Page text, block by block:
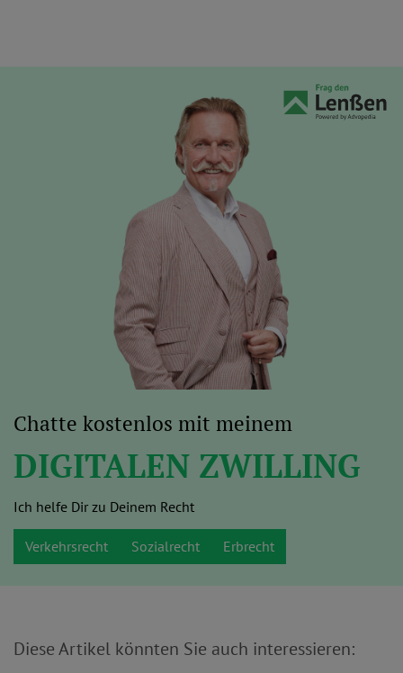
Chatte kostenlos mit meinem
DIGITALEN ZWILLING
Ich helfe Dir zu Deinem Recht
Verkehrsrecht Sozialrecht Erbrecht
Diese Artikel könnten Sie auch interessieren: